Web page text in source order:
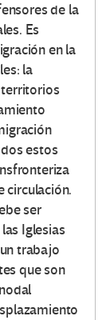
de la
Es
en la
la
territorios
estos
circulación.
ser
Iglesias
trabajo
que son